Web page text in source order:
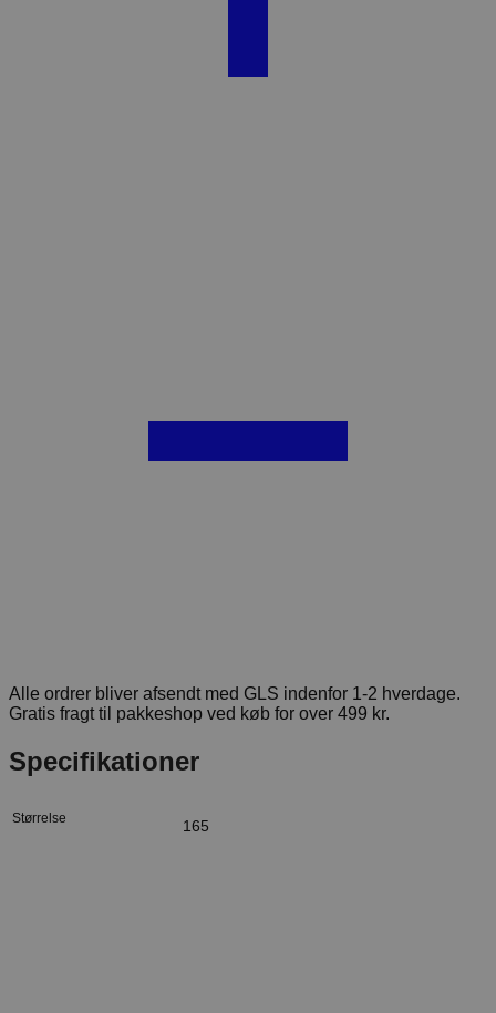
Alle ordrer bliver afsendt med GLS indenfor 1-2 hverdage.
Gratis fragt til pakkeshop ved køb for over 499 kr.
Specifikationer
Størrelse 165